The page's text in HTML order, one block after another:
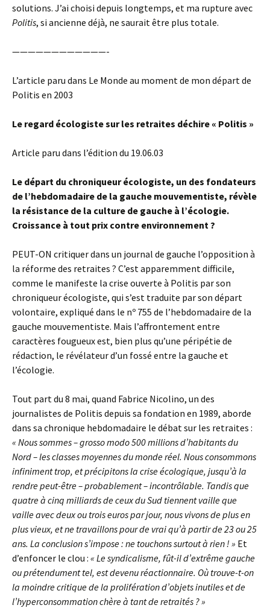
solutions. J’ai choisi depuis longtemps, et ma rupture avec
Politis, si ancienne déjà, ne saurait être plus totale.
————————————-
L’article paru dans Le Monde au moment de mon départ de
Politis en 2003
Le regard écologiste sur les retraites déchire « Politis »
Article paru dans l’édition du 19.06.03
Le départ du chroniqueur écologiste, un des fondateurs
de l’hebdomadaire de la gauche mouvementiste, révèle
la résistance de la culture de gauche à l’écologie.
Croissance à tout prix contre environnement ?
PEUT-ON critiquer dans un journal de gauche l’opposition à
la réforme des retraites ? C’est apparemment difficile,
comme le manifeste la crise ouverte à Politis par son
chroniqueur écologiste, qui s’est traduite par son départ
volontaire, expliqué dans le nº 755 de l’hebdomadaire de la
gauche mouvementiste. Mais l’affrontement entre
caractères fougueux est, bien plus qu’une péripétie de
rédaction, le révélateur d’un fossé entre la gauche et
l’écologie.
Tout part du 8 mai, quand Fabrice Nicolino, un des
journalistes de Politis depuis sa fondation en 1989, aborde
dans sa chronique hebdomadaire le débat sur les retraites :
« Nous sommes – grosso modo 500 millions d’habitants du
Nord – les classes moyennes du monde réel. Nous consommons
infiniment trop, et précipitons la crise écologique, jusqu’à la
rendre peut-être – probablement – incontrôlable. Tandis que
quatre à cinq milliards de ceux du Sud tiennent vaille que
vaille avec deux ou trois euros par jour, nous vivons de plus en
plus vieux, et ne travaillons pour de vrai qu’à partir de 23 ou 25
ans. La conclusion s’impose : ne touchons surtout à rien ! » Et
d’enfoncer le clou : « Le syndicalisme, fût-il d’extrême gauche
ou prétendument tel, est devenu réactionnaire. Où trouve-t-on
la moindre critique de la prolifération d’objets inutiles et de
l’hyperconsommation chère à tant de retraités ? »